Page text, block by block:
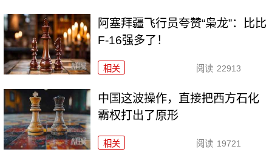
阿塞拜疆飞行员夸赞“枭龙”：比比
F-16强多了！
相关 阅读 22913
中国这波操作，直接把西方石化
霸权打出了原形
相关 阅读 19721